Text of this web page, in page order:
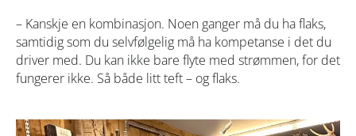
– Kanskje en kombinasjon. Noen ganger må du ha flaks,
samtidig som du selvfølgelig må ha kompetanse i det du
driver med. Du kan ikke bare flyte med strømmen, for det
fungerer ikke. Så både litt teft – og flaks.